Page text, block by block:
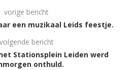
vorige bericht
een muzikaal Leids feestje.
volgende bericht
Stationsplein Leiden werd
onthuld.